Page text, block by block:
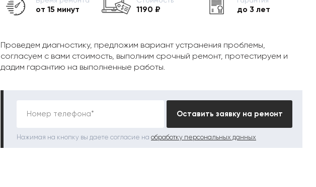
от 15 минут 1190 ₽ до 3 лет
Проведем диагностику, предложим вариант устранения проблемы,
согласуем с вами стоимость, выполним срочный ремонт, протестируем и
дадим гарантию на выполненные работы.
Номер телефона* Оставить заявку на ремонт
Нажимая на кнопку вы даете согласие на обработку персональных данных